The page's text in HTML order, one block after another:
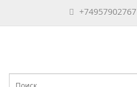
+74957902767